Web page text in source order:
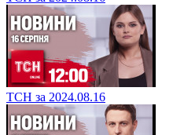
ТСН за 2024.08.16